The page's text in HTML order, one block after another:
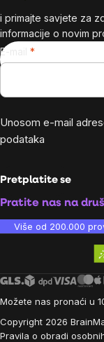
i primajte savjete za
informacije o novim
E-mail
Unosom e-mail
podataka
Pretplatite se
Pratite nas na
Više od 200.000
Možete nas pronaći u
Copyright 2026
Pravila o obradi